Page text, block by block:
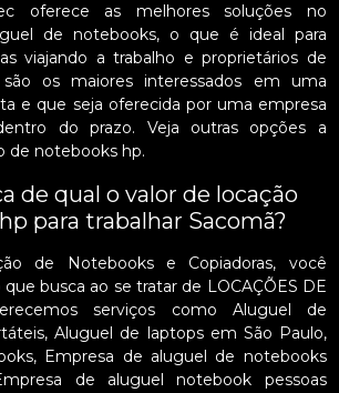
oferece as melhores soluções no
de notebooks, o que é ideal para
viajando a trabalho e proprietários de
são os maiores interessados em uma
e que seja oferecida por uma empresa
do prazo. Veja outras opções a
de notebooks hp.
de qual o valor de locação
para trabalhar Sacomã?
de Notebooks e Copiadoras, você
busca ao se tratar de LOCAÇÕES DE
serviços como Aluguel de
Aluguel de laptops em São Paulo,
Empresa de aluguel de notebooks
de aluguel notebook pessoas